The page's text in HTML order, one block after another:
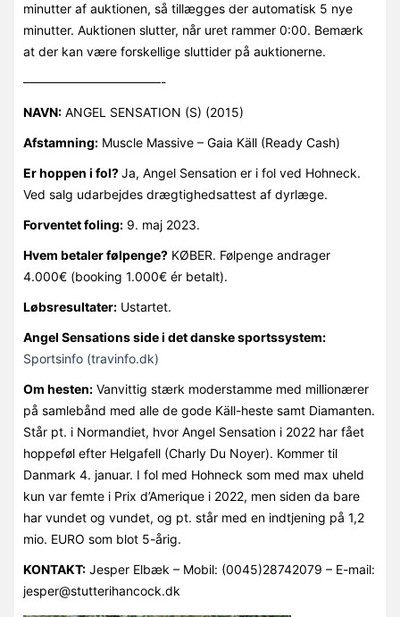
minutter af auktionen, så tillægges der automatisk 5 nye
minutter. Auktionen slutter, når uret rammer 0:00. Bemærk
at der kan være forskellige sluttider på auktionerne.
———————————-
NAVN:ANGEL SENSATION (S) (2015)
Afstamning:Muscle Massive – Gaia Käll (Ready Cash)
Er hoppen i fol?Ja, Angel Sensation er i fol ved Hohneck.
Ved salg udarbejdes drægtighedsattest af dyrlæge.
Forventet foling:9. maj 2023.
Hvem betaler følpenge?KØBER. Følpenge andrager
4.000€ (booking 1.000€ ér betalt).
Løbsresultater:Ustartet.
Angel Sensations side i det danske sportssystem:
Sportsinfo (travinfo.dk)
Om hesten:Vanvittig stærk moderstamme med millionærer
på samlebånd med alle de gode Käll-heste samt Diamanten.
Står pt. i Normandiet, hvor Angel Sensation i 2022 har fået
hoppeføl efter Helgafell (Charly Du Noyer). Kommer til
Danmark 4. januar. I fol med Hohneck som med max uheld
kun var femte i Prix d’Amerique i 2022, men siden da bare
har vundet og vundet, og pt. står med en indtjening på 1,2
mio. EURO som blot 5-årig.
KONTAKT:Jesper Elbæk – Mobil: (0045)28742079 – E-mail:
jesper@stutterihancock.dk